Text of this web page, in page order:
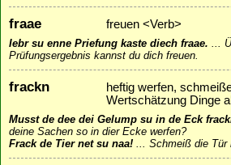
fraae freuen <Verb>
Iebr su enne Priefung kaste diech fraae. ...
Prüfungsergebnis kannst du dich freuen.
frackn
heftig werfen,
Wertschätzung Dinge
Musst de dee dei Gelump su in de Eck
deine Sachen so in dier Ecke werfen?
Frack de Tier net su naa! ... Schmeiß die Tür